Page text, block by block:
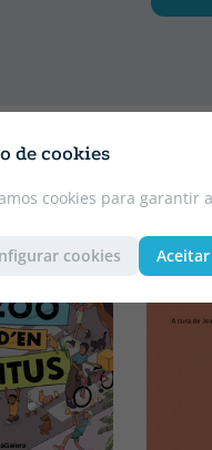
de cookies
cookies para garantir
cookies